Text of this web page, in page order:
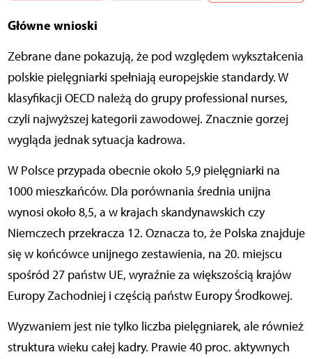
Główne wnioski
Zebrane dane pokazują, że pod względem wykształcenia
polskie pielęgniarki spełniają europejskie standardy. W
klasyfikacji OECD należą do grupy professional nurses,
czyli najwyższej kategorii zawodowej. Znacznie gorzej
wygląda jednak sytuacja kadrowa.
W Polsce przypada obecnie około 5,9 pielęgniarki na
1000 mieszkańców. Dla porównania średnia unijna
wynosi około 8,5, a w krajach skandynawskich czy
Niemczech przekracza 12. Oznacza to, że Polska znajduje
się w końcówce unijnego zestawienia, na 20. miejscu
spośród 27 państw UE, wyraźnie za większością krajów
Europy Zachodniej i częścią państw Europy Środkowej.
Wyzwaniem jest nie tylko liczba pielęgniarek, ale również
struktura wieku całej kadry. Prawie 40 proc. aktywnych